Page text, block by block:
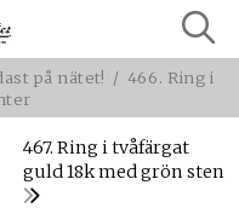
på nätet! / 466. Ring i
467. Ring i tvåfärgat
guld 18k med grön sten